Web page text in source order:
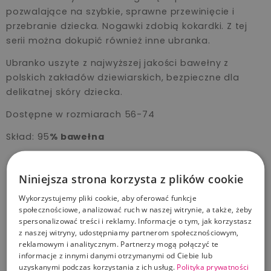
pozwalające na szybkie, sprawne przewinięcie i
przebranie dziecka. Nogawki zdobią kokardki. Z tej
serii można dokupić również inne ubranka.
Ubranko uszyte z najwyższej jakości bawełny z
polskich zakładów dziewiarskich, bezpieczne dla
delikatnej skóry dziecka.
Dostępne w rozmiarach 56-74
Skład: 95% bawełna
5% elastan
TE PRODUKTY MOGĄ CIĘ ZAINTERESOWAĆ
-15% 07 14 05 28
Nicol spódniczka niemowlęca bawełniana
paski Alice 68-74
Niniejsza strona korzysta z plików cookie
Wykorzystujemy pliki cookie, aby oferować funkcje
społecznościowe, analizować ruch w naszej witrynie, a także, żeby
spersonalizować treści i reklamy. Informacje o tym, jak korzystasz
z naszej witryny, udostępniamy partnerom społecznościowym,
reklamowym i analitycznym. Partnerzy mogą połączyć te
informacje z innymi danymi otrzymanymi od Ciebie lub
uzyskanymi podczas korzystania z ich usług. Polityka prywatności